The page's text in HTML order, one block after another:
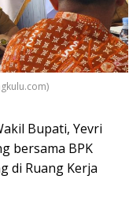
Bupati, Yevri
bersama BPK
di Ruang Kerja